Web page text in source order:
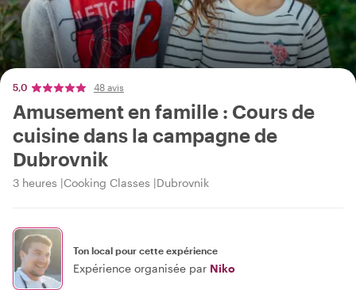
5,0 48 avis
Amusement en famille : Cours de
cuisine dans la campagne de
Dubrovnik
3 heures Cooking Classes Dubrovnik
Ton local pour cette expérience
Expérience organisée par Niko